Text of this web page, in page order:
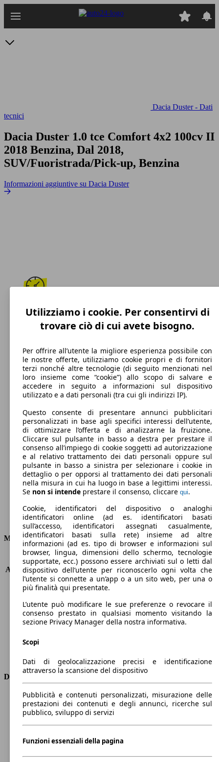
Dacia Duster - Dati
tecnici
Dacia Duster 1.0 tce Comfort 4x2 100cv II
2018 Benzina, Dal 2018,
SUV/Fuoristrada/Pick-up, Benzina
Informazioni aggiuntive su Dacia Duster
173 km/h
Velocità massima
Benzina
Carburante
121 g/km
Emissioni di CO2 (combinato)*
Consumi
Motore e Prestazioni
KW (PS)
74 kW (101 PS)
Accelerazione (0-100 km/h)
12.5s
Velocità massima (km/h)
173 km/h
Numero di marce
5
Coppia
160 nm
Cilindrata
999 ccm
Carburante
Benzina
Trasmissione
Dimensioni
Lunghezza
4340 mm
Altezza
1700 mm
Larghezza
Peso massimo
1725 kg
Utilizziamo i cookie. Per consentirvi di
trovare ciò di cui avete bisogno.
Per offrire all’utente la migliore esperienza possibile con
le nostre offerte, utilizziamo cookie propri e di fornitori
terzi nonché altre tecnologie (di seguito menzionati nel
loro insieme come “cookie”) allo scopo di salvare e
accedere in seguito a informazioni sul dispositivo
utilizzato e a dati personali (tra cui gli indirizzi IP).
Questo consente di presentare annunci pubblicitari
personalizzati in base agli specifici interessi dell’utente,
di ottimizzare l’offerta e di analizzarne la fruizione.
Cliccare sul pulsante in basso a destra per prestare il
consenso all’impiego di cookie soggetti ad autorizzazione
e al relativo trattamento dei dati personali oppure sul
pulsante in basso a sinistra per selezionare i cookie in
dettaglio o per opporsi al trattamento dei dati personali
nella misura in cui ha luogo in base a legittimi interessi.
Se non si intende prestare il consenso, cliccare qui.
Cookie, identificatori del dispositivo o analoghi
identificatori online (ad es. identificatori basati
sull’accesso, identificatori assegnati casualmente,
identificatori basati sulla rete) insieme ad altre
informazioni (ad es. tipo di browser e informazioni sul
browser, lingua, dimensioni dello schermo, tecnologie
supportate, ecc.) possono essere archiviati sul o letti dal
dispositivo dell’utente per riconoscerlo ogni volta che
l’utente si connette a un’app o a un sito web, per una o
più finalità qui presentate.
L’utente può modificare le sue preferenze o revocare il
consenso prestato in qualsiasi momento visitando la
sezione Privacy Manager della nostra informativa.
Scopi
Dati di geolocalizzazione precisi e identificazione
attraverso la scansione del dispositivo
Pubblicità e contenuti personalizzati, misurazione delle
prestazioni dei contenuti e degli annunci, ricerche sul
pubblico, sviluppo di servizi
Funzioni essenziali della pagina